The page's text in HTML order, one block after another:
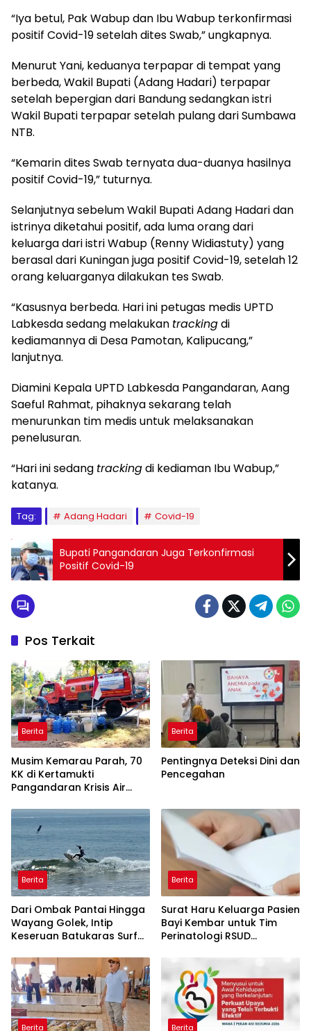
“Iya betul, Pak Wabup dan Ibu Wabup terkonfirmasi
positif Covid-19 setelah dites Swab,” ungkapnya.
Menurut Yani, keduanya terpapar di tempat yang
berbeda, Wakil Bupati (Adang Hadari) terpapar
setelah bepergian dari Bandung sedangkan istri
Wakil Bupati terpapar setelah pulang dari Sumbawa
NTB.
“Kemarin dites Swab ternyata dua-duanya hasilnya
positif Covid-19,” tuturnya.
Selanjutnya sebelum Wakil Bupati Adang Hadari dan
istrinya diketahui positif, ada luma orang dari
keluarga dari istri Wabup (Renny Widiastuty) yang
berasal dari Kuningan juga positif Covid-19, setelah 12
orang keluarganya dilakukan tes Swab.
“Kasusnya berbeda. Hari ini petugas medis UPTD
Labkesda sedang melakukan trackingdi
kediamannya di Desa Pamotan, Kalipucang,”
lanjutnya.
Diamini Kepala UPTD Labkesda Pangandaran, Aang
Saeful Rahmat, pihaknya sekarang telah
menurunkan tim medis untuk melaksanakan
penelusuran.
“Hari ini sedang trackingdi kediaman Ibu Wabup,”
katanya.
Tag: Adang Hadari Covid-19
Bupati Pangandaran Juga Terkonfirmasi
Positif Covid-19
Pos Terkait
Berita
Musim Kemarau Parah, 70
KK di Kertamukti
Pangandaran Krisis Air
BPBD Gerak Cepat
Berita
Pentingnya Deteksi Dini dan
Pencegahan
Berita
Dari Ombak Pantai Hingga
Wayang Golek, Intip
Keseruan Batukaras Surf
Berita
Surat Haru Keluarga Pasien
Bayi Kembar untuk Tim
Perinatologi RSUD
Ibu Kedua
Berita Berita